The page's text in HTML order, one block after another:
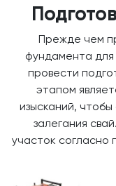
Прежде чем
фундамента
провести
этапом
изысканий,
залегания
участок согласно